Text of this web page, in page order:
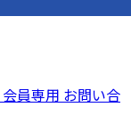
会員専用 お問い合